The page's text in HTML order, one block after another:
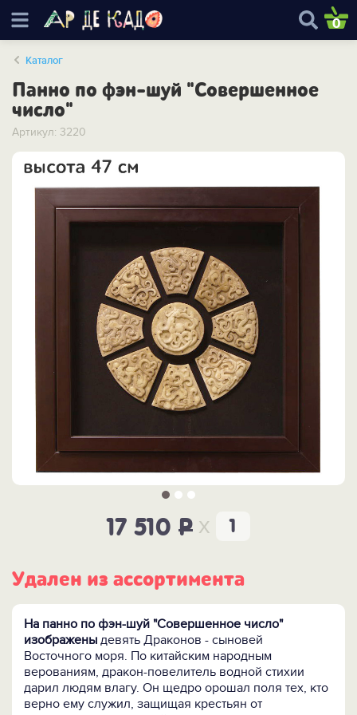
0
Каталог
Панно по фэн-шуй "Совершенное
число"
Артикул: 3220
17 510 P x
Удален из ассортимента
На панно по фэн-шуй "Совершенное число"
изображены девять Драконов - сыновей
Восточного моря. По китайским народным
верованиям, дракон-повелитель водной стихии
дарил людям влагу. Он щедро орошал поля тех, кто
верно ему служил, защищая крестьян от